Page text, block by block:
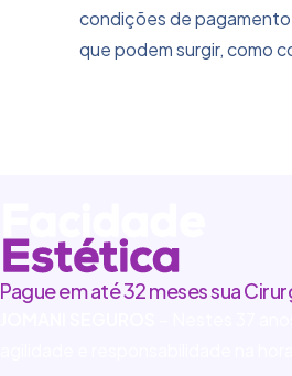
condições de pagamento
que podem surgir, como
Pague em até 32 meses sua